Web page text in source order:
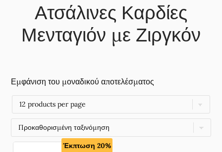
Ατσάλινες Καρδίες
Μενταγιόν με Ζιργκόν
Εμφάνιση του μοναδικού αποτελέσματος
Έκπτωση 20%